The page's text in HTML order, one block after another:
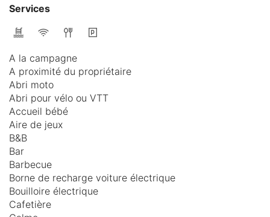
Services
A la campagne
A proximité du propriétaire
Abri moto
Abri pour vélo ou VTT
Accueil bébé
Aire de jeux
B&B
Bar
Barbecue
Borne de recharge voiture électrique
Bouilloire électrique
Cafetière